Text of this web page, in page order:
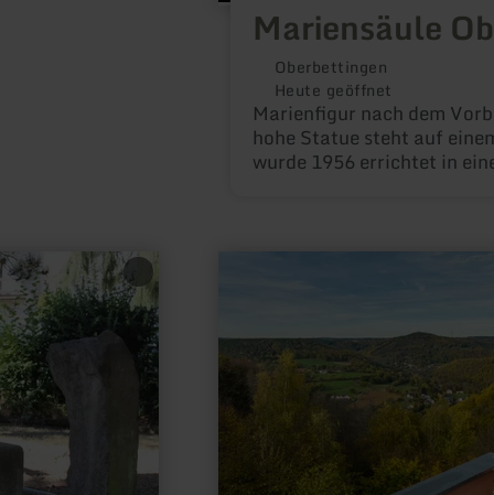
Mariensäule
Oberbettingen
Heute geöffnet
Marienfigur nach dem
hohe Statue steht auf
wurde 1956 errichtet in
"Nideggen
Jugendherberge"